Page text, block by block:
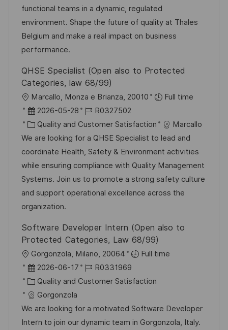
V
e
r
f
r
i
e
functional teams in a dynamic, regulated
environment. Shape the future of quality at Thales
Belgium and make a real impact on business
performance.
QHSE Specialist (Open also to Protected
Categories, law 68/99)
O
r
t
Marcallo, Monza e Brianza, 20010
Full time
D
a
t
u
m
d
e
r
e
f
e
2026-05-28
J
o
b
I
D
R0327502
K
a
t
e
g
o
r
e
Quality and Customer Satisfaction
Marcallo
We are looking for a QHSE Specialist to lead and
coordinate Health, Safety & Environment activities
while ensuring compliance with Quality Management
Systems. Join us to promote a strong safety culture
and support operational excellence across the
organization.
Software Developer Intern (Open also to
Protected Categories, Law 68/99)
O
r
t
Gorgonzola, Milano, 20064
Full time
D
a
t
u
m
2026-06-17
J
o
-
I
R0331969
K
a
t
e
Quality and Customer Satisfaction
Gorgonzola
We are looking for a motivated Software Developer
Intern to join our dynamic team in Gorgonzola, Italy.